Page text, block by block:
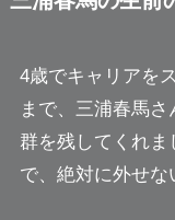
4歳でキャリアを
まで、三浦春馬
群を残してくれ
で、絶対に外せな